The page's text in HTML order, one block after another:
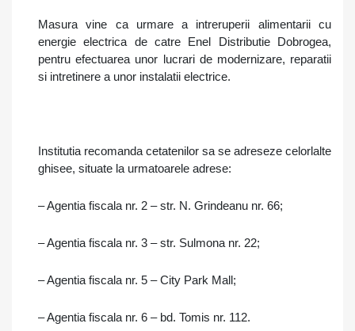
Masura vine ca urmare a intreruperii alimentarii cu
energie electrica de catre Enel Distributie Dobrogea,
pentru efectuarea unor lucrari de modernizare, reparatii
si intretinere a unor instalatii electrice.
Institutia recomanda cetatenilor sa se adreseze celorlalte
ghisee, situate la urmatoarele adrese:
– Agentia fiscala nr. 2 – str. N. Grindeanu nr. 66;
– Agentia fiscala nr. 3 – str. Sulmona nr. 22;
– Agentia fiscala nr. 5 – City Park Mall;
– Agentia fiscala nr. 6 – bd. Tomis nr. 112.